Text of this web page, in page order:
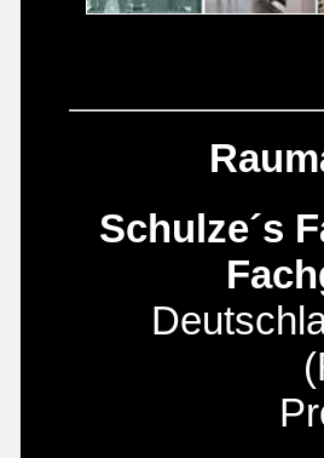
Schulze´s